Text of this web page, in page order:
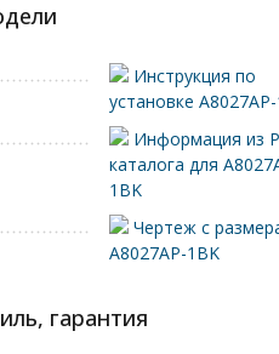
Инструкция по
установке
Информация из
каталога для
1BK
Чертеж с
A8027AP-1BK
гарантия